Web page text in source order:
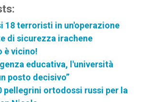
18 terroristi in un'operazione
di sicurezza irachene
è vicino!
educativa, l'università
posto decisivo”
pellegrini ortodossi russi per la